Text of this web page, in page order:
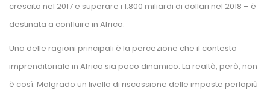
crescita nel 2017 e superare i 1.800 miliardi di dollari nel 2018 – è
destinata a confluire in Africa.
Una delle ragioni principali è la percezione che il contesto
imprenditoriale in Africa sia poco dinamico. La realtà, però, non
è così. Malgrado un livello di riscossione delle imposte perlopiù